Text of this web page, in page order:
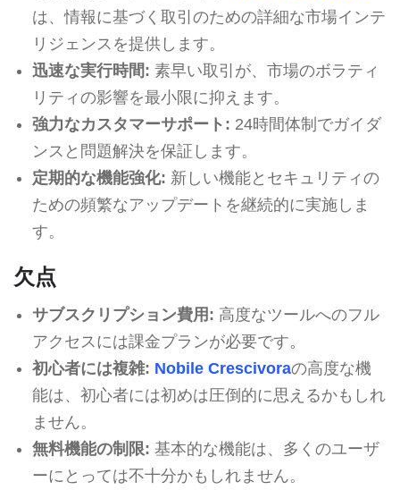
は、情報に基づく取引のための詳細な市場インテ
リジェンスを提供します。
迅速な実行時間: 素早い取引が、市場のボラティ
リティの影響を最小限に抑えます。
強力なカスタマーサポート: 24時間体制でガイダ
ンスと問題解決を保証します。
定期的な機能強化: 新しい機能とセキュリティの
ための頻繁なアップデートを継続的に実施しま
す。
欠点
サブスクリプション費用: 高度なツールへのフル
アクセスには課金プランが必要です。
初心者には複雑: Nobile Crescivoraの高度な機
能は、初心者には初めは圧倒的に思えるかもしれ
ません。
無料機能の制限: 基本的な機能は、多くのユーザ
ーにとっては不十分かもしれません。